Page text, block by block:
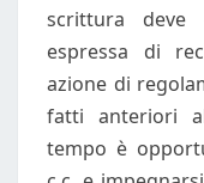
scrittura deve
espressa di
azione di
fatti anteriori
tempo è